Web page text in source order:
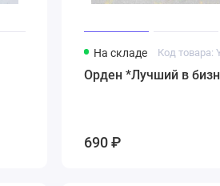
На складе Код товара:
Орден *Лучший в
690 ₽